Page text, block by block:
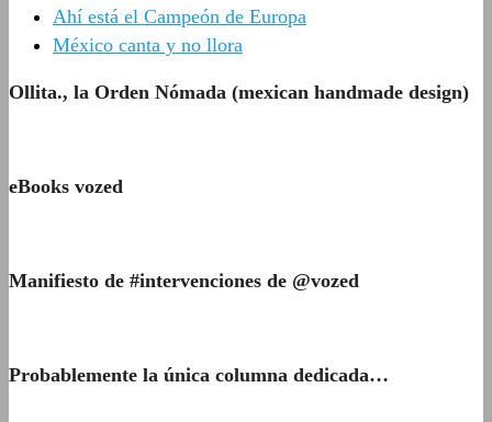
Ahí está el Campeón de Europa
México canta y no llora
Ollita., la Orden Nómada (mexican handmade design)
eBooks vozed
Manifiesto de #intervenciones de @vozed
Probablemente la única columna dedicada…